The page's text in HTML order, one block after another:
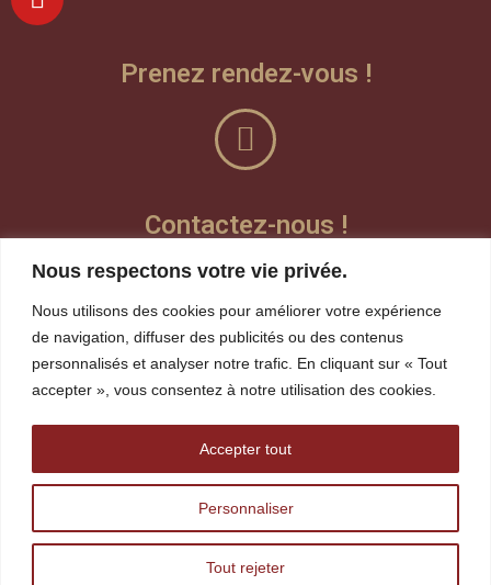
Nous respectons votre vie privée.
Nous utilisons des cookies pour améliorer votre expérience
de navigation, diffuser des publicités ou des contenus
personnalisés et analyser notre trafic. En cliquant sur « Tout
accepter », vous consentez à notre utilisation des cookies.
Personnaliser
Tout rejeter
Accepter tout
Prenez rendez-vous !
Contactez-nous !
Laisser un message vocal
Teams
Visioconférence
robin.gagnon@tshakapesh.ca
418 720-1815
418 968-4424 ext: 261